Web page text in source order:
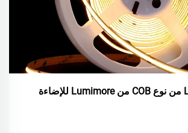
مزايا شرائح LED من نوع COB من Lumimore للإضاءة